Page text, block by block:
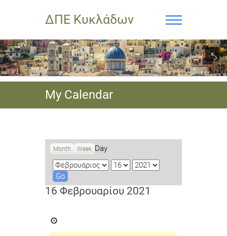
ΔΠΕ Κυκλάδων
My Calendar
Month Week Day
M
o
n
D
y
Y
a
16 Φεβρουαρίου 2021
μόνιμων